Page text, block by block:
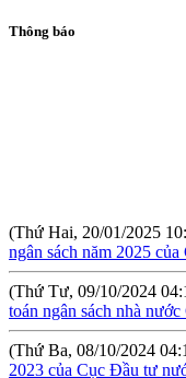
Thông báo
ngân sách năm 2025
(Thứ Tư, 09/10/2024
toán ngân sách nhà
(Thứ Ba, 08/10/2024
2023 của Cục Đầu tư